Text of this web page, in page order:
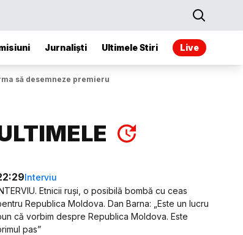
Jurnaliști Ultimele Stiri Live
să desemneze premierul după 1 iunie
Interviu
Etnicii ruși, o posibilă bombă cu ceas
Republica Moldova. Dan Barna: „Este un lucru
că vorbim despre Republica Moldova. Este
pas”